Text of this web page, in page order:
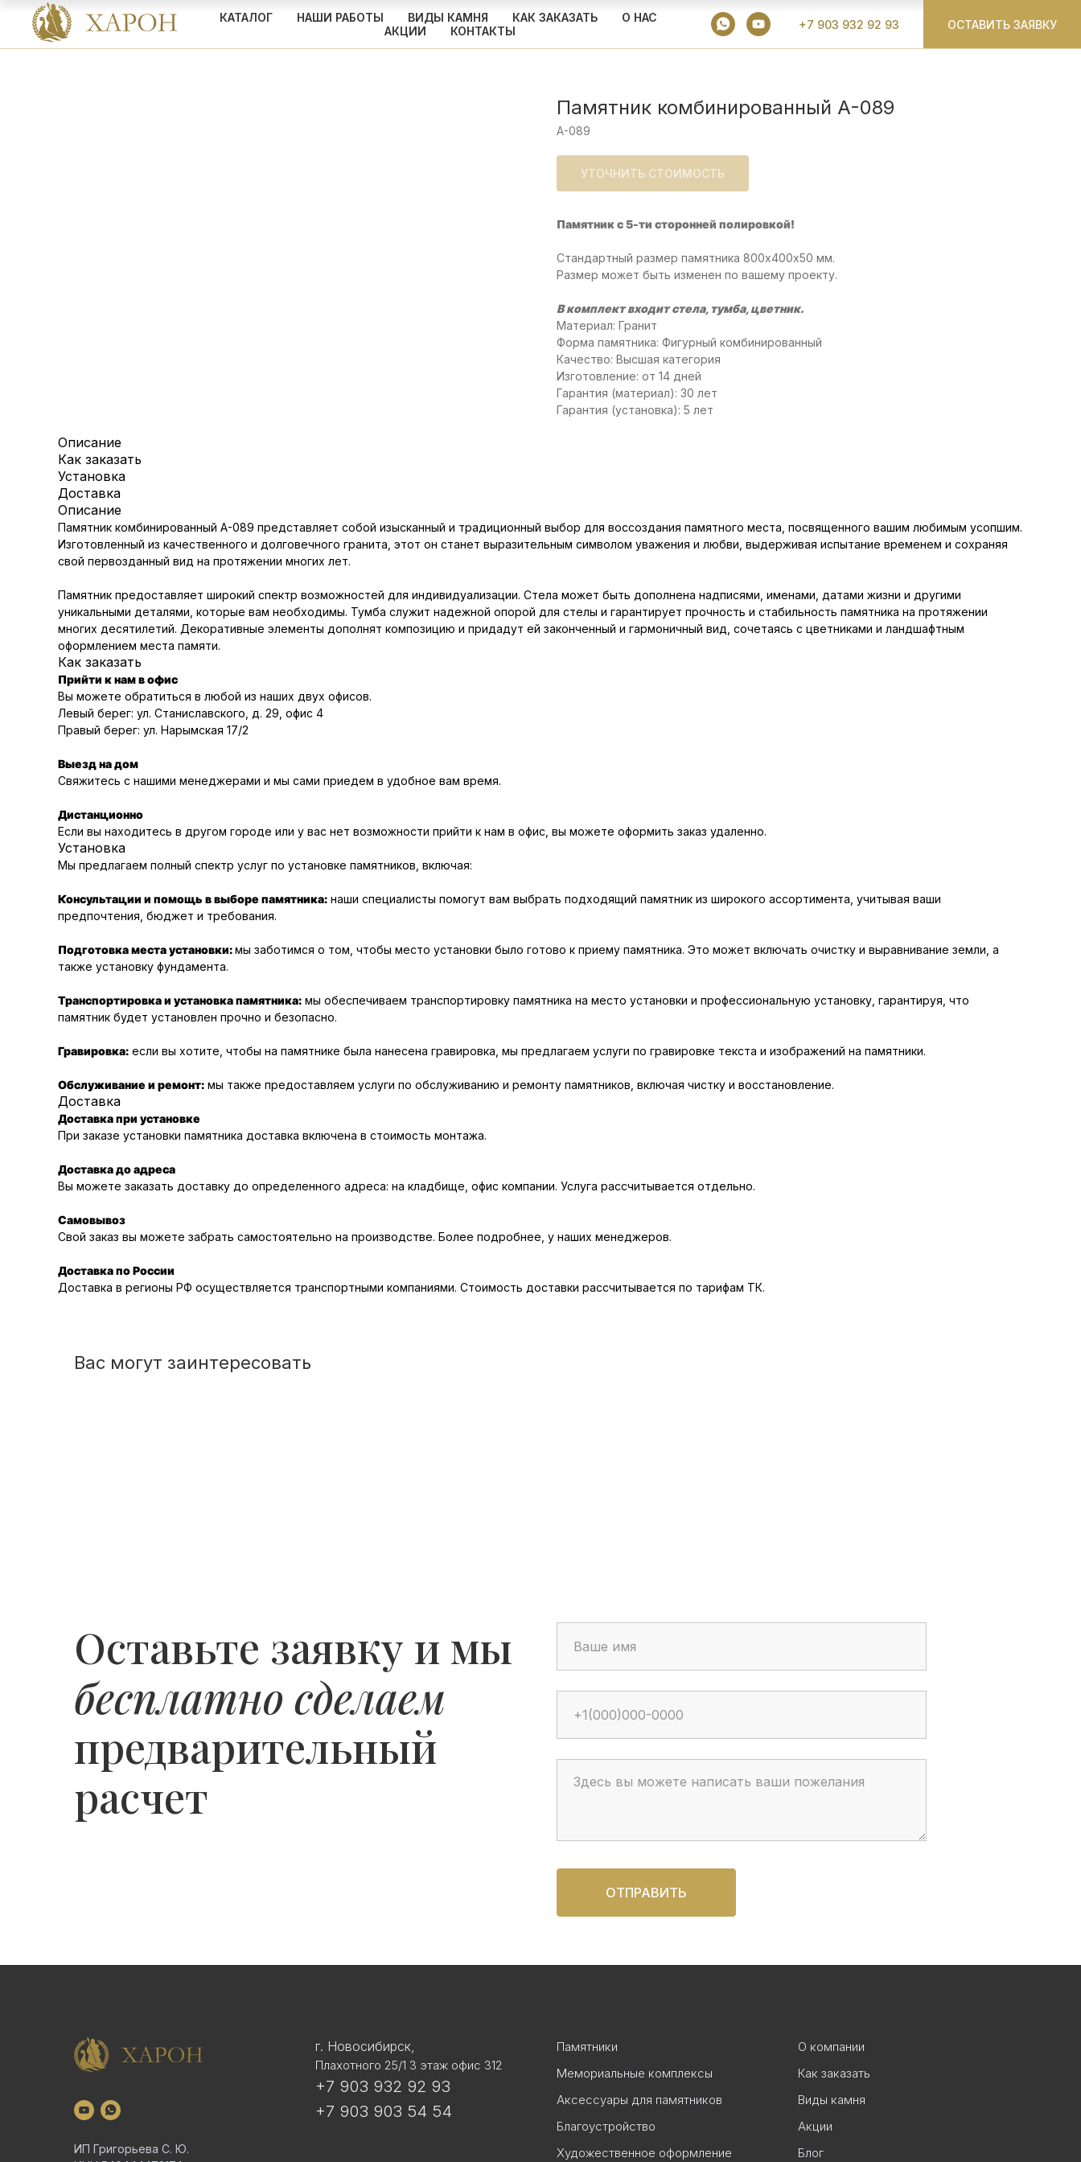
КАТАЛОГ НАШИ РАБОТЫ ВИДЫ КАМНЯ КАК ЗАКАЗАТЬ
О НАС
АКЦИИ
КОНТАКТЫ +7 903 932 92 93 ОСТАВИТЬ ЗАЯВКУ
Памятник комбинированный A-089
A-089
УТОЧНИТЬ СТОИМОСТЬ
Памятник с 5-ти сторонней полировкой!
Стандартный размер памятника 800х400х50 мм.
Размер может быть изменен по вашему проекту.
В комплект входит стела, тумба, цветник.
Материал: Гранит
Форма памятника: Фигурный комбинированный
Качество: Высшая категория
Изготовление: от 14 дней
Гарантия (материал): 30 лет
Гарантия (установка): 5 лет
Описание
Как заказать
Установка
Доставка
Описание
Памятник комбинированный A-089 представляет собой изысканный и традиционный выбор для воссоздания памятного места, посвященного вашим любимым усопшим.
Изготовленный из качественного и долговечного гранита, этот он станет выразительным символом уважения и любви, выдерживая испытание временем и сохраняя
свой первозданный вид на протяжении многих лет.
Памятник предоставляет широкий спектр возможностей для индивидуализации. Стела может быть дополнена надписями, именами, датами жизни и другими
уникальными деталями, которые вам необходимы. Тумба служит надежной опорой для стелы и гарантирует прочность и стабильность памятника на протяжении
многих десятилетий. Декоративные элементы дополнят композицию и придадут ей законченный и гармоничный вид, сочетаясь с цветниками и ландшафтным
оформлением места памяти.
Как заказать
Прийти к нам в офис
Вы можете обратиться в любой из наших двух офисов.
Левый берег: ул. Станиславского, д. 29, офис 4
Правый берег: ул. Нарымская 17/2
Выезд на дом
Свяжитесь с нашими менеджерами и мы сами приедем в удобное вам время.
Дистанционно
Если вы находитесь в другом городе или у вас нет возможности прийти к нам в офис, вы можете оформить заказ удаленно.
Установка
Мы предлагаем полный спектр услуг по установке памятников, включая:
Консультации и помощь в выборе памятника: наши специалисты помогут вам выбрать подходящий памятник из широкого ассортимента, учитывая ваши
предпочтения, бюджет и требования.
Подготовка места установки:мы заботимся о том, чтобы место установки было готово к приему памятника. Это может включать очистку и выравнивание земли, а
также установку фундамента.
Транспортировка и установка памятника: мы обеспечиваем транспортировку памятника на место установки и профессиональную установку, гарантируя, что
памятник будет установлен прочно и безопасно.
Гравировка: если вы хотите, чтобы на памятнике была нанесена гравировка, мы предлагаем услуги по гравировке текста и изображений на памятники.
Обслуживание и ремонт: мы также предоставляем услуги по обслуживанию и ремонту памятников, включая чистку и восстановление.
Доставка
Доставка при установке
При заказе установки памятника доставка включена в стоимость монтажа.
Доставка до адреса
Вы можете заказать доставку до определенного адреса: на кладбище, офис компании. Услуга рассчитывается отдельно.
Самовывоз
Свой заказ вы можете забрать самостоятельно на производстве. Более подробнее, у наших менеджеров.
Доставка по России
Доставка в регионы РФ осуществляется транспортными компаниями. Стоимость доставки рассчитывается по тарифам ТК.
Вас могут заинтересовать
Оставьте заявку и мы
бесплатно сделаем
предварительный
расчет
ОТПРАВИТЬ
ИП Григорьева С. Ю.
г. Новосибирск,
Плахотного 25/1 3 этаж офис 312
+7 903 932 92 93
+7 903 903 54 54
Памятники
Мемориальные комплексы
Аксессуары для памятников
Благоустройство
Художественное оформление
О компании
Как заказать
Виды камня
Акции
Блог